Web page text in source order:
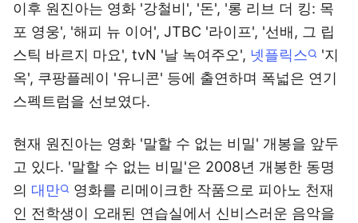
이후 원진아는 영화 '강철비', '돈', '롱 리브 더 킹: 목
포 영웅', '해피 뉴 이어', JTBC '라이프', '선배, 그 립
스틱 바르지 마요', tvN '날 녹여주오', 넷플릭스
'지
옥', 쿠팡플레이 '유니콘' 등에 출연하며 폭넓은 연기
스펙트럼을 선보였다.
현재 원진아는 영화 '말할 수 없는 비밀' 개봉을 앞두
고 있다. '말할 수 없는 비밀'은 2008년 개봉한 동명
의 대만
영화를 리메이크한 작품으로 피아노 천재
인 전학생이 오래된 연습실에서 신비스러운 음악을